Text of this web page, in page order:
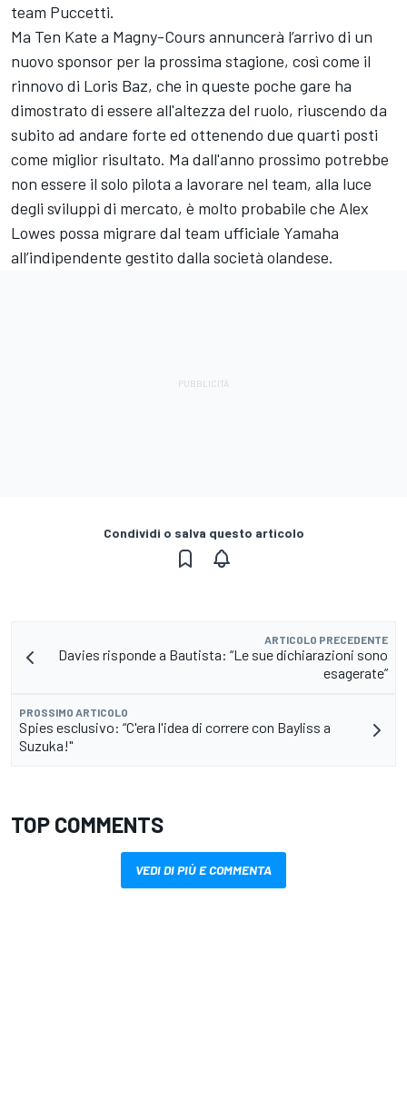
team Puccetti.
Ma Ten Kate a Magny-Cours annuncerà l’arrivo di un
nuovo sponsor per la prossima stagione, così come il
rinnovo di Loris Baz, che in queste poche gare ha
dimostrato di essere all'altezza del ruolo, riuscendo da
subito ad andare forte ed ottenendo due quarti posti
come miglior risultato. Ma dall'anno prossimo potrebbe
non essere il solo pilota a lavorare nel team, alla luce
degli sviluppi di mercato, è molto probabile che Alex
Lowes possa migrare dal team ufficiale Yamaha
all’indipendente gestito dalla società olandese.
Condividi o salva questo articolo
ARTICOLO PRECEDENTE
Davies risponde a Bautista: “Le sue dichiarazioni sono
esagerate”
PROSSIMO ARTICOLO
Spies esclusivo: “C'era l'idea di correre con Bayliss a
Suzuka!"
TOP COMMENTS
VEDI DI PIÙ E COMMENTA